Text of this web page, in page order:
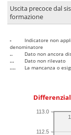
Uscita precoce dal
formazione
-
Indicatore non
denominatore
..
Dato non ancora
...
Dato non rilevato
....
La mancanza o
112.5
113.0